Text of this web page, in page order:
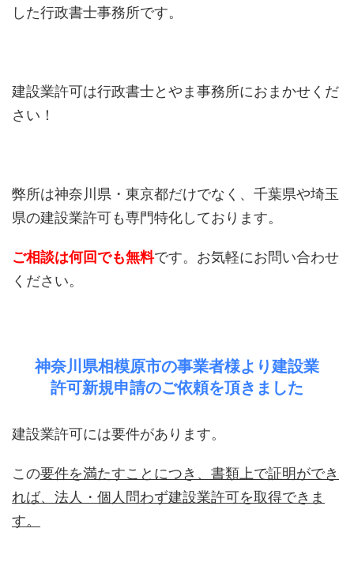
した行政書士事務所です。
建設業許可は行政書士とやま事務所におまかせくだ
さい！
弊所は神奈川県・東京都だけでなく、千葉県や埼玉
県の建設業許可も専門特化しております。
ご相談は何回でも無料です。お気軽にお問い合わせ
ください。
神奈川県相模原市の事業者様より建設業
許可新規申請のご依頼を頂きました
建設業許可には要件があります。
この要件を満たすことにつき、書類上で証明ができ
れば、法人・個人問わず建設業許可を取得できま
す。